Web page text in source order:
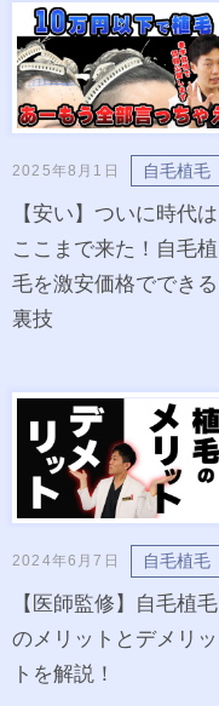
2025年8月1日 自毛植毛
【安い】ついに時代は
ここまで来た！自毛植
毛を激安価格でできる
裏技
2024年6月7日 自毛植毛
【医師監修】自毛植毛
のメリットとデメリッ
トを解説！